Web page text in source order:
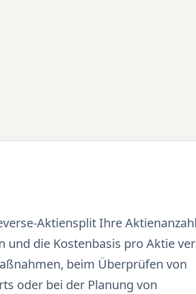
Aktiensplit Ihre
und die Kostenbasis pro Aktie
beim Überprüfen von
oder bei der Planung von